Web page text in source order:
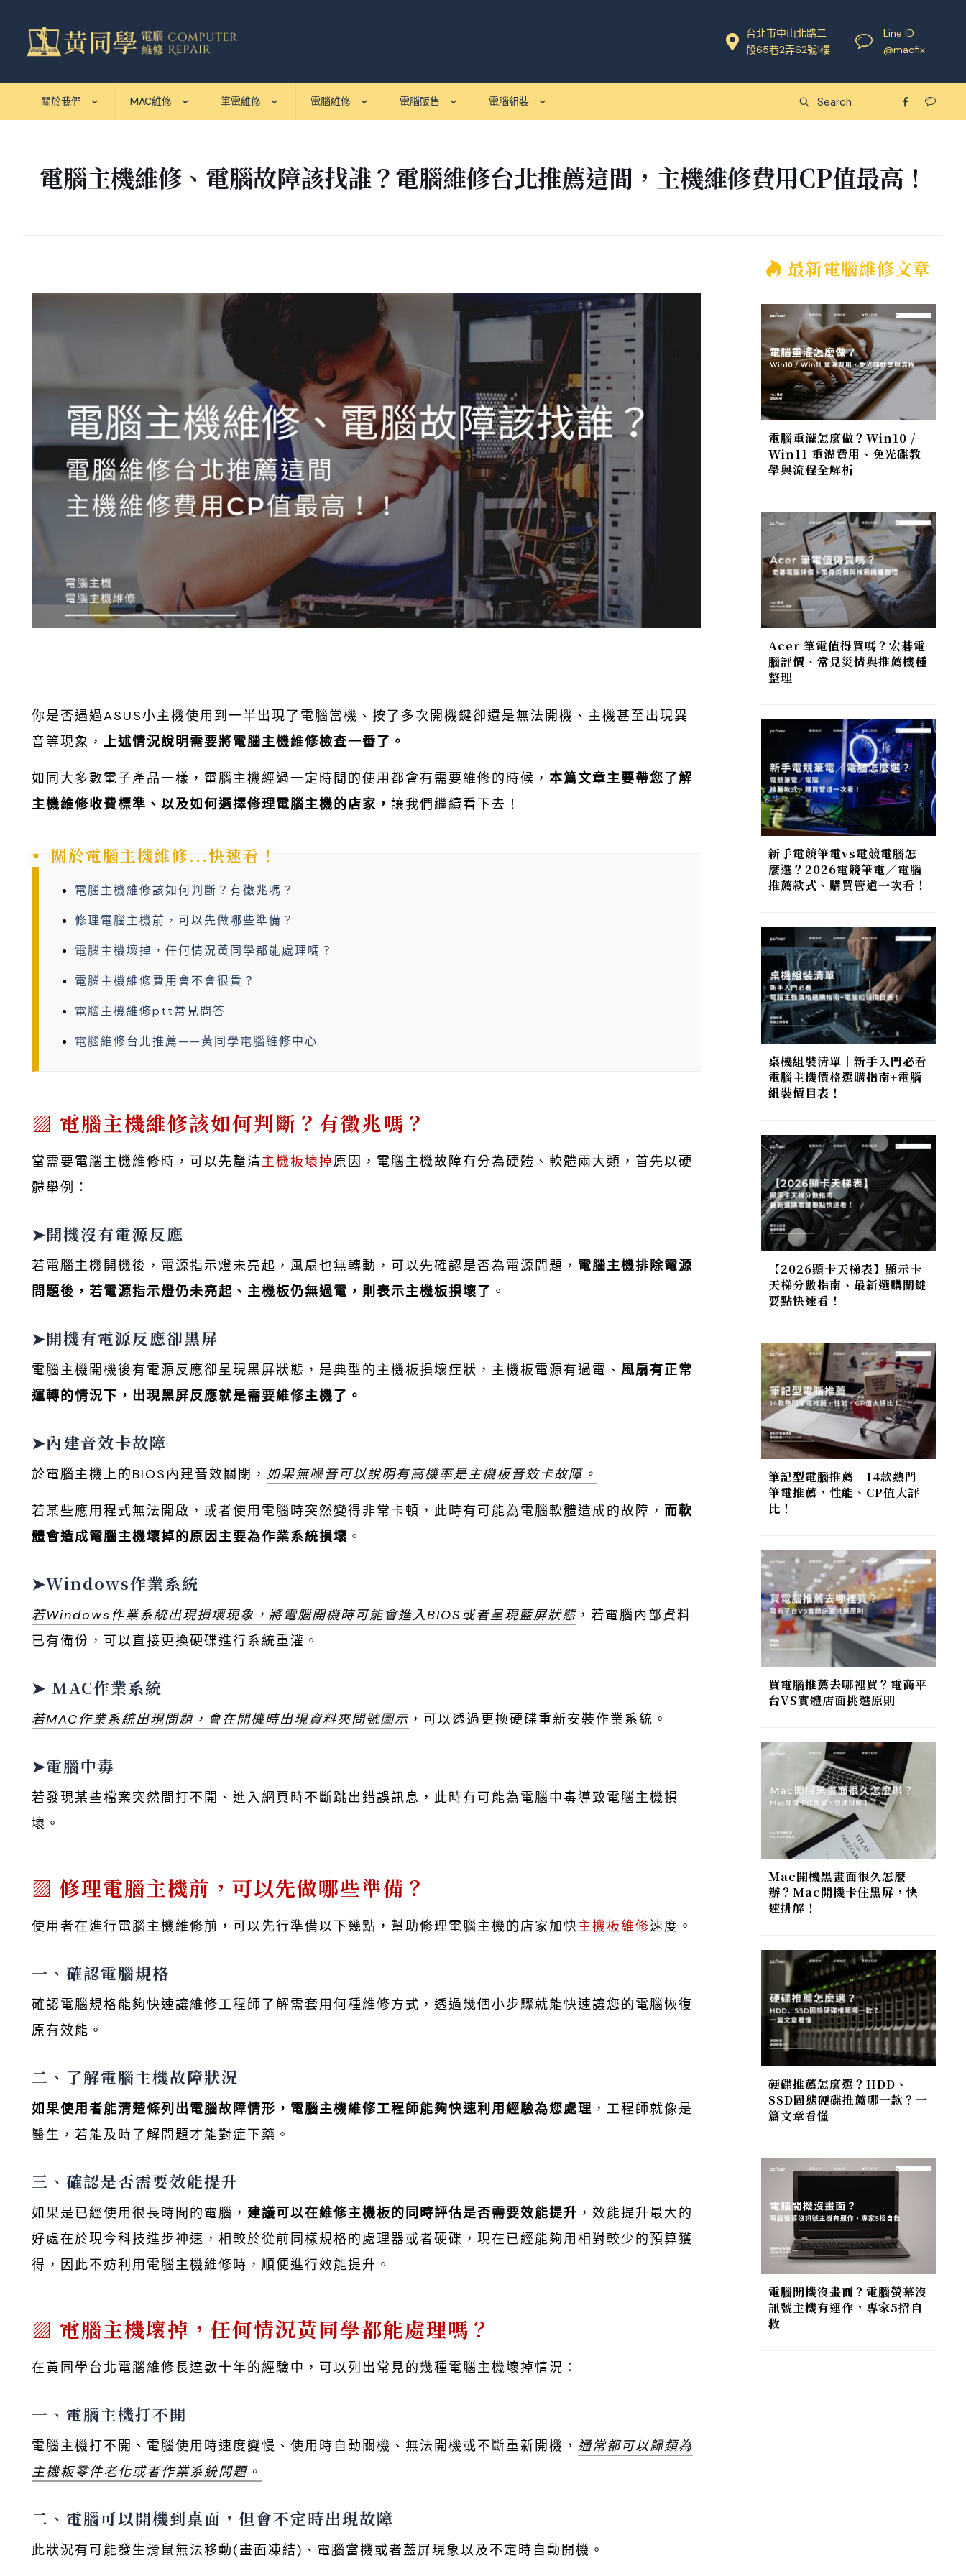
台北市中山北路二
段65巷2弄62號1樓
Line ID
@macfix
關於我們 MAC維修 筆電維修 電腦維修 電腦販售 電腦組裝
電腦主機維修、電腦故障該找誰？電腦維修台北推薦這間，主機維修費用CP值最高！
你是否遇過ASUS小主機使用到一半出現了電腦當機、按了多次開機鍵卻還是無法開機、主機甚至出現異
音等現象， 上述情況說明需要將電腦主機維修檢查一番了。
如同大多數電子產品一樣，電腦主機經過一定時間的使用都會有需要維修的時候， 本篇文章主要帶您了解
主機維修收費標準、以及如何選擇修理電腦主機的店家， 讓我們繼續看下去！
關於電腦主機維修...快速看！
電腦主機維修該如何判斷？有徵兆嗎？
修理電腦主機前，可以先做哪些準備？
電腦主機壞掉，任何情況黃同學都能處理嗎？
電腦主機維修費用會不會很貴？
電腦主機維修ptt常見問答
電腦維修台北推薦——黃同學電腦維修中心
電腦主機維修該如何判斷？有徵兆嗎？
當需要電腦主機維修時，可以先釐清主機板壞掉原因，電腦主機故障有分為硬體、軟體兩大類，首先以硬
體舉例：
➤開機沒有電源反應
若電腦主機開機後，電源指示燈未亮起，風扇也無轉動，可以先確認是否為電源問題， 電腦主機排除電源
問題後，若電源指示燈仍未亮起、主機板仍無過電，則表示主機板損壞了 。
➤開機有電源反應卻黑屏
電腦主機開機後有電源反應卻呈現黑屏狀態，是典型的主機板損壞症狀，主機板電源有過電、 風扇有正常
運轉的情況下，出現黑屏反應就是需要維修主機了。
➤內建音效卡故障
於電腦主機上的BIOS內建音效關閉， 如果無噪音可以說明有高機率是主機板音效卡故障。
若某些應用程式無法開啟，或者使用電腦時突然變得非常卡頓，此時有可能為電腦軟體造成的故障， 而軟
體會造成電腦主機壞掉的原因主要為作業系統損壞 。
➤Windows作業系統
若Windows作業系統出現損壞現象，將電腦開機時可能會進入BIOS或者呈現藍屏狀態 ，若電腦內部資料
已有備份，可以直接更換硬碟進行系統重灌。
➤ MAC作業系統
若MAC作業系統出現問題，會在開機時出現資料夾問號圖示 ，可以透過更換硬碟重新安裝作業系統。
➤電腦中毒
若發現某些檔案突然間打不開、進入網頁時不斷跳出錯誤訊息，此時有可能為電腦中毒導致電腦主機損
壞。
修理電腦主機前，可以先做哪些準備？
使用者在進行電腦主機維修前，可以先行準備以下幾點，幫助修理電腦主機的店家加快主機板維修速度。
一、確認電腦規格
確認電腦規格能夠快速讓維修工程師了解需套用何種維修方式，透過幾個小步驟就能快速讓您的電腦恢復
原有效能。
二、了解電腦主機故障狀況
如果使用者能清楚條列出電腦故障情形，電腦主機維修工程師能夠快速利用經驗為您處理 ，工程師就像是
醫生，若能及時了解問題才能對症下藥。
三、確認是否需要效能提升
如果是已經使用很長時間的電腦， 建議可以在維修主機板的同時評估是否需要效能提升 ，效能提升最大的
好處在於現今科技進步神速，相較於從前同樣規格的處理器或者硬碟，現在已經能夠用相對較少的預算獲
得，因此不妨利用電腦主機維修時，順便進行效能提升。
電腦主機壞掉，任何情況黃同學都能處理嗎？
在黃同學台北電腦維修長達數十年的經驗中，可以列出常見的幾種電腦主機壞掉情況：
一、電腦主機打不開
電腦主機打不開、電腦使用時速度變慢、使用時自動關機、無法開機或不斷重新開機， 通常都可以歸類為
主機板零件老化或者作業系統問題。
二、電腦可以開機到桌面，但會不定時出現故障
此狀況有可能發生滑鼠無法移動(畫面凍結)、電腦當機或者藍屏現象以及不定時自動開機。
最新電腦維修文章
電腦重灌怎麼做？Win10 /
Win11 重灌費用、免光碟教
學與流程全解析
Acer 筆電值得買嗎？宏碁電
腦評價、常見災情與推薦機種
整理
新手電競筆電vs電競電腦怎
麼選？2026電競筆電／電腦
推薦款式、購買管道一次看！
桌機組裝清單｜新手入門必看
電腦主機價格選購指南+電腦
組裝價目表！
【2026顯卡天梯表】顯示卡
天梯分數指南、最新選購關鍵
要點快速看！
筆記型電腦推薦｜14款熱門
筆電推薦，性能、CP值大評
比！
買電腦推薦去哪裡買？電商平
台VS實體店面挑選原則
Mac開機黑畫面很久怎麼
辦？Mac開機卡住黑屏，快
速排解！
硬碟推薦怎麼選？HDD、
SSD固態硬碟推薦哪一款？一
篇文章看懂
電腦開機沒畫面？電腦螢幕沒
訊號主機有運作，專家5招自
救